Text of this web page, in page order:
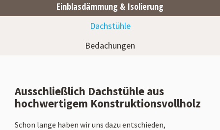
Einblasdämmung & Isolierung
Dachstühle
Bedachungen
Ausschließlich Dachstühle aus
hochwertigem Konstruktionsvollholz
Schon lange haben wir uns dazu entschieden,